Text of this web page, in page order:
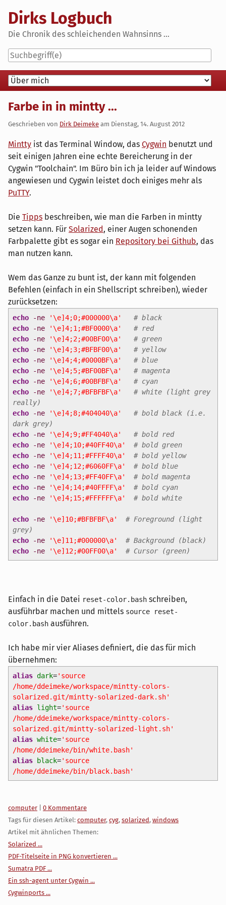
content
Dirks Logbuch
Die Chronik des schleichenden Wahnsinns ...
Navigation
Farbe in in mintty ...
Geschrieben von Dirk Deimeke am Dienstag, 14. August 2012
Mintty ist das Terminal Window, das Cygwin benutzt und
seit einigen Jahren eine echte Bereicherung in der
Cygwin "Toolchain". Im Büro bin ich ja leider auf Windows
angewiesen und Cygwin leistet doch einiges mehr als
PuTTY.
Die Tipps beschreiben, wie man die Farben in mintty
setzen kann. Für Solarized, einer Augen schonenden
Farbpalette gibt es sogar ein Repository bei Github, das
man nutzen kann.
Wem das Ganze zu bunt ist, der kann mit folgenden
Befehlen (einfach in ein Shellscript schreiben), wieder
zurücksetzen:
echo -ne '\e]4;0;#000000\a'
# black
echo
-ne '\e]4;1;#BF0000\a'
# red
echo
-ne '\e]4;2;#00BF00\a'
# green
echo
-ne '\e]4;3;#BFBF00\a'
# yellow
echo
-ne '\e]4;4;#0000BF\a'
# blue
echo
-ne '\e]4;5;#BF00BF\a'
# magenta
echo
-ne '\e]4;6;#00BFBF\a'
# cyan
echo
-ne '\e]4;7;#BFBFBF\a'
# white (light grey
really)
echo
-ne '\e]4;8;#404040\a'
# bold black (i.e.
dark grey)
echo
-ne '\e]4;9;#FF4040\a'
# bold red
echo
-ne '\e]4;10;#40FF40\a'
# bold green
echo
-ne '\e]4;11;#FFFF40\a'
# bold yellow
echo
-ne '\e]4;12;#6060FF\a'
# bold blue
echo
-ne '\e]4;13;#FF40FF\a'
# bold magenta
echo
-ne '\e]4;14;#40FFFF\a'
# bold cyan
echo
-ne '\e]4;15;#FFFFFF\a' # bold white
echo -ne '\e]10;#BFBFBF\a'
# Foreground (light
grey)
echo
-ne '\e]11;#000000\a'
# Background (black)
echo
-ne '\e]12;#00FF00\a' # Cursor (green)
Einfach in die Datei reset-color.bash schreiben,
ausführbar machen und mittels source reset-
color.bash ausführen.
Ich habe mir vier Aliases definiert, die das für mich
übernehmen:
alias dark='source
/home/ddeimeke/workspace/mintty-colors-
solarized.git/mintty-solarized-dark.sh'
alias light='source
/home/ddeimeke/workspace/mintty-colors-
solarized.git/mintty-solarized-light.sh'
alias white='source
/home/ddeimeke/bin/white.bash'
alias
black='source
/home/ddeimeke/bin/black.bash'
Kategorien:
computer
0 Kommentare
Tags für diesen Artikel: computer, cyg, solarized, windows
Artikel mit ähnlichen Themen:
Solarized ...
PDF-Titelseite in PNG konvertieren ...
Sumatra PDF ...
Ein ssh-agent unter Cygwin ...
Cygwinports ...